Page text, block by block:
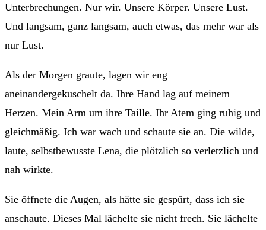
Unterbrechungen. Nur wir. Unsere Körper. Unsere Lust.
Und langsam, ganz langsam, auch etwas, das mehr war als
nur Lust.
Als der Morgen graute, lagen wir eng
aneinandergekuschelt da. Ihre Hand lag auf meinem
Herzen. Mein Arm um ihre Taille. Ihr Atem ging ruhig und
gleichmäßig. Ich war wach und schaute sie an. Die wilde,
laute, selbstbewusste Lena, die plötzlich so verletzlich und
nah wirkte.
Sie öffnete die Augen, als hätte sie gespürt, dass ich sie
anschaute. Dieses Mal lächelte sie nicht frech. Sie lächelte